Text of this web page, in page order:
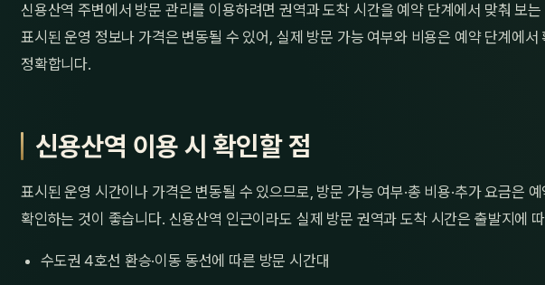
신용산역 주변에서 방문 관리를 이용하려면 권역과 도착 시간을 예약 단계에서 맞춰 보
표시된 운영 정보나 가격은 변동될 수 있어, 실제 방문 가능 여부와 비용은 예약 단계에서
정확합니다.
신용산역 이용 시 확인할 점
표시된 운영 시간이나 가격은 변동될 수 있으므로, 방문 가능 여부·총 비용·추가 요금은
확인하는 것이 좋습니다. 신용산역 인근이라도 실제 방문 권역과 도착 시간은 출발지에
수도권 4호선 환승·이동 동선에 따른 방문 시간대